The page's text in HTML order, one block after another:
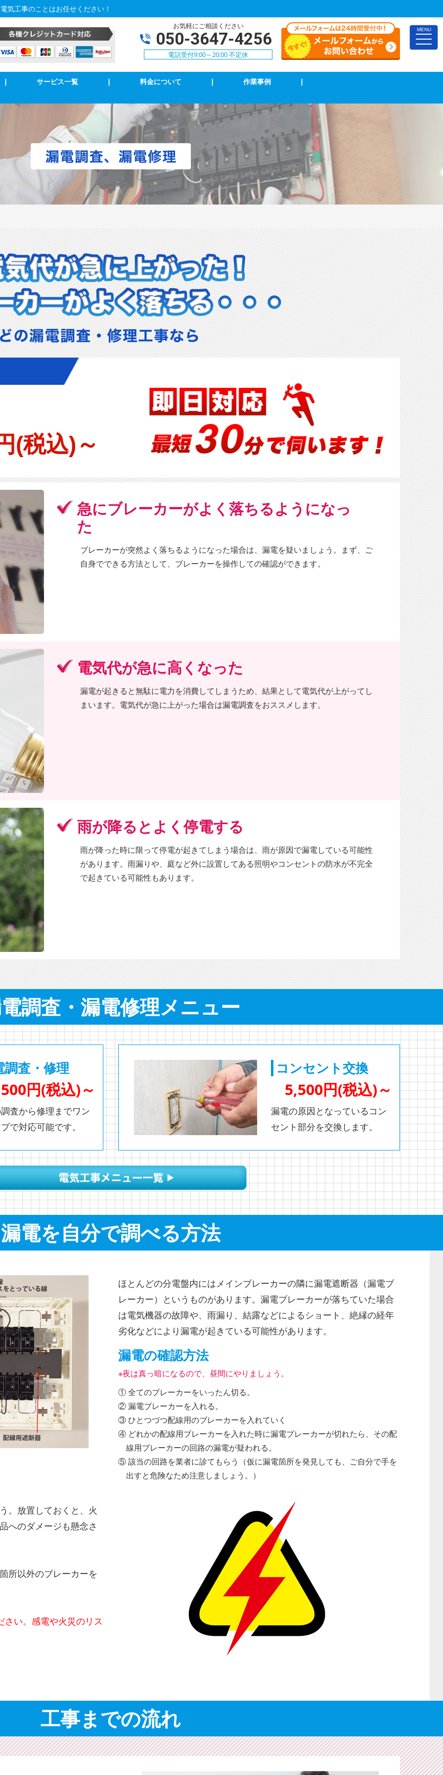
MENU
toggle
気工事のことはお任せください！
お気軽にご相談ください
050-3647-4256
電話受付9:00～20:00 不定休
| サービス一覧
コンクリーニング エアコン修理・取付
TVアンテナ修理・取付
コンセント修理・取付
スイッチ修理・取付
換気扇等修理・取付
漏電調査・修理
家庭用EV充電工事 4k・8k受信工事
| 料金について | 作業事例 |
(税込)～
急にブレーカーがよく落ちるようになっ
た
ブレーカーが突然よく落ちるようになった場合は、漏電を疑いましょう。まず、ご
自身でできる方法として、ブレーカーを操作しての確認ができます。
電気代が急に高くなった
漏電が起きると無駄に電力を消費してしまうため、結果として電気代が上がってし
まいます。電気代が急に上がった場合は漏電調査をおススメします。
雨が降るとよく停電する
雨が降った時に限って停電が起きてしまう場合は、雨が原因で漏電している可能性
があります。雨漏りや、庭など外に設置してある照明やコンセントの防水が不完全
で起きている可能性もあります。
調査・漏電修理メニュー
調査・修理
円(税込)～
査から修理までワン
で対応可能です。
コンセント交換
5,500円(税込)～
漏電の原因となっているコン
セント部分を交換します。
漏電を自分で調べる方法
ほとんどの分電盤内にはメインブレーカーの隣に漏電遮断器（漏電ブ
レーカー）というものがあります。漏電ブレーカーが落ちていた場合
は電気機器の故障や、雨漏り、結露などによるショート、絶縁の経年
劣化などにより漏電が起きている可能性があります。
漏電の確認方法
※夜は真っ暗になるので、昼間にやりましょう。
① 全てのブレーカーをいったん切る。
② 漏電ブレーカーを入れる。
③ ひとつづつ配線用のブレーカーを入れていく
④ どれかの配線用ブレーカーを入れた時に漏電ブレーカーが切れたら、その配
線用ブレーカーの回路の漏電が疑われる。
⑤ 該当の回路を業者に診てもらう（仮に漏電箇所を発見しても、ご自分で手を
出すと危険なため注意しましょう。）
。放置しておくと、火
へのダメージも懸念さ
所以外のブレーカーを
い。感電や火災のリス
工事までの流れ